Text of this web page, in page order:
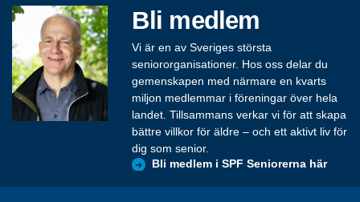
Bli medlem
Vi är en av Sveriges största
seniororganisationer. Hos oss delar du
gemenskapen med närmare en kvarts
miljon medlemmar i föreningar över hela
landet. Tillsammans verkar vi för att skapa
bättre villkor för äldre – och ett aktivt liv för
dig som senior.
Bli medlem i SPF Seniorerna här